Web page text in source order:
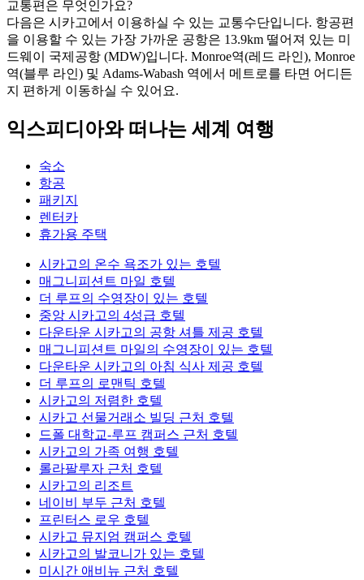
교통편은 무엇인가요?
다음은 시카고에서 이용하실 수 있는 교통수단입니다. 항공편
을 이용할 수 있는 가장 가까운 공항은 13.9km 떨어져 있는 미
드웨이 국제공항 (MDW)입니다. Monroe역(레드 라인), Monroe
역(블루 라인) 및 Adams-Wabash 역에서 메트로를 타면 어디든
지 편하게 이동하실 수 있어요.
익스피디아와 떠나는 세계 여행
숙소
항공
패키지
렌터카
휴가용 주택
시카고의 온수 욕조가 있는 호텔
매그니피션트 마일 호텔
더 루프의 수영장이 있는 호텔
중앙 시카고의 4성급 호텔
다운타운 시카고의 공항 셔틀 제공 호텔
매그니피션트 마일의 수영장이 있는 호텔
다운타운 시카고의 아침 식사 제공 호텔
더 루프의 로맨틱 호텔
시카고의 저렴한 호텔
시카고 선물거래소 빌딩 근처 호텔
드폴 대학교-루프 캠퍼스 근처 호텔
시카고의 가족 여행 호텔
롤라팔루자 근처 호텔
시카고의 리조트
네이비 부두 근처 호텔
프린터스 로우 호텔
시카고 뮤지엄 캠퍼스 호텔
시카고의 발코니가 있는 호텔
미시간 애비뉴 근처 호텔